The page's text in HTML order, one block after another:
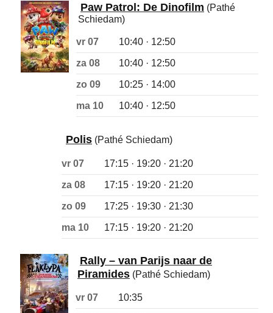
Paw Patrol: De Dinofilm (Pathé
Schiedam)
vr 07 10:40 · 12:50
za 08 10:40 · 12:50
zo 09 10:25 · 14:00
ma 10 10:40 · 12:50
Polis (Pathé Schiedam)
vr 07 17:15 · 19:20 · 21:20
za 08 17:15 · 19:20 · 21:20
zo 09 17:25 · 19:30 · 21:30
ma 10 17:15 · 19:20 · 21:20
Rally – van Parijs naar de
Piramides (Pathé Schiedam)
vr 07 10:35